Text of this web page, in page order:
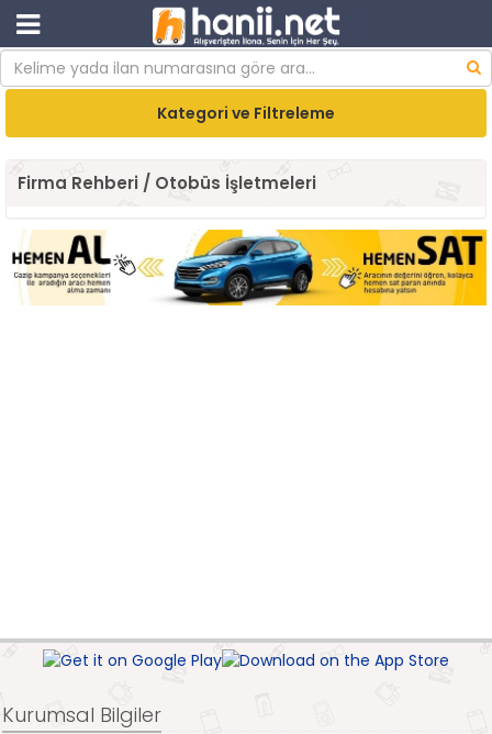
Kategori ve Filtreleme
Firma Rehberi / Otobüs İşletmeleri
Kurumsal Bilgiler